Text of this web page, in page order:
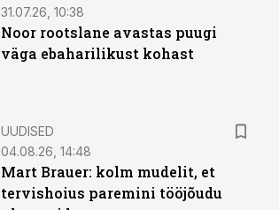
31.07.26, 10:38
Noor rootslane avastas puugi
väga ebaharilikust kohast
UUDISED
04.08.26, 14:48
Mart Brauer: kolm mudelit, et
tervishoius paremini tööjõudu